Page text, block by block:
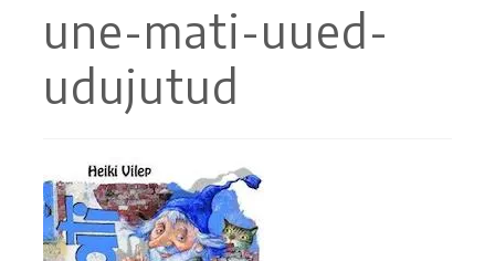
Muut
ALE!
Mikä SVYL?
Oma tili
une-mati-uued-
udujutud